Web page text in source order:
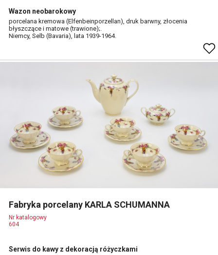
Wazon neobarokowy
porcelana kremowa (Elfenbeinporzellan), druk barwny, złocenia
błyszczące i matowe (trawione);.
Niemcy, Selb (Bavaria), lata 1939-1964.
Fabryka porcelany KARLA SCHUMANNA
Nr katalogowy
604
Serwis do kawy z dekoracją różyczkami